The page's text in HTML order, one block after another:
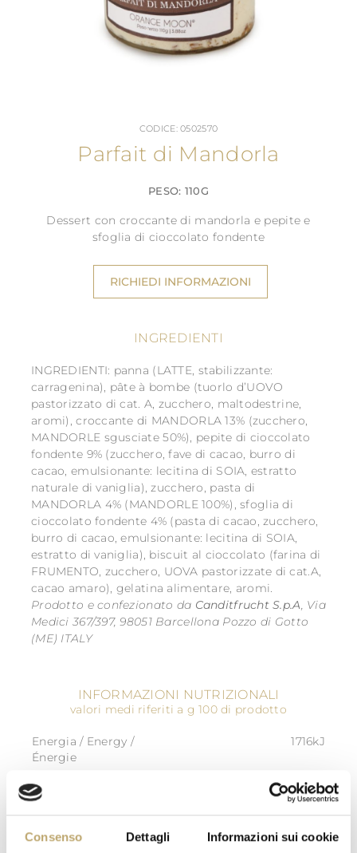
Consenso Dettagli Informazioni sui cookie
CODICE: 0502570
Parfait di Mandorla
PESO: 110G
Dessert con croccante di mandorla e pepite e
sfoglia di cioccolato fondente
RICHIEDI INFORMAZIONI
INGREDIENTI
INGREDIENTI: panna (LATTE, stabilizzante:
carragenina), pâte à bombe (tuorlo d’UOVO
pastorizzato di cat. A, zucchero, maltodestrine,
aromi), croccante di MANDORLA 13% (zucchero,
MANDORLE sgusciate 50%), pepite di cioccolato
fondente 9% (zucchero, fave di cacao, burro di
cacao, emulsionante: lecitina di SOIA, estratto
naturale di vaniglia), zucchero, pasta di
MANDORLA 4% (MANDORLE 100%), sfoglia di
cioccolato fondente 4% (pasta di cacao, zucchero,
burro di cacao, emulsionante: lecitina di SOIA,
estratto di vaniglia), biscuit al cioccolato (farina di
FRUMENTO, zucchero, UOVA pastorizzate di cat.A,
cacao amaro), gelatina alimentare, aromi.
Prodotto e confezionato da Canditfrucht S.p.A, Via
Medici 367/397, 98051 Barcellona Pozzo di Gotto
(ME) ITALY
INFORMAZIONI NUTRIZIONALI
valori medi riferiti a g 100 di prodotto
Energia / Energy /
Énergie
1716kJ
Energia / Energy /
Énergie
413kcal
grasses